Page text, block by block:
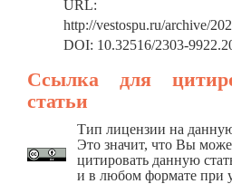
URL:
http://vestospu.ru/archive/
DOI: 10.32516/2303-
Ссылка для
статьи
Тип лицензии на
Это значит, что Вы
цитировать данную
и в любом формате при